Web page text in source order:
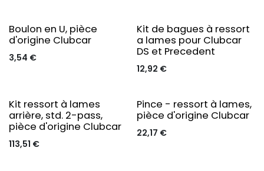
Boulon en U, pièce
d'origine Clubcar
3,54 €
Kit de bagues à ressort
a lames pour Clubcar
DS et Precedent
12,92 €
Kit ressort à lames
arrière, std. 2-pass,
pièce d'origine Clubcar
113,51 €
Pince - ressort à lames,
pièce d'origine Clubcar
22,17 €